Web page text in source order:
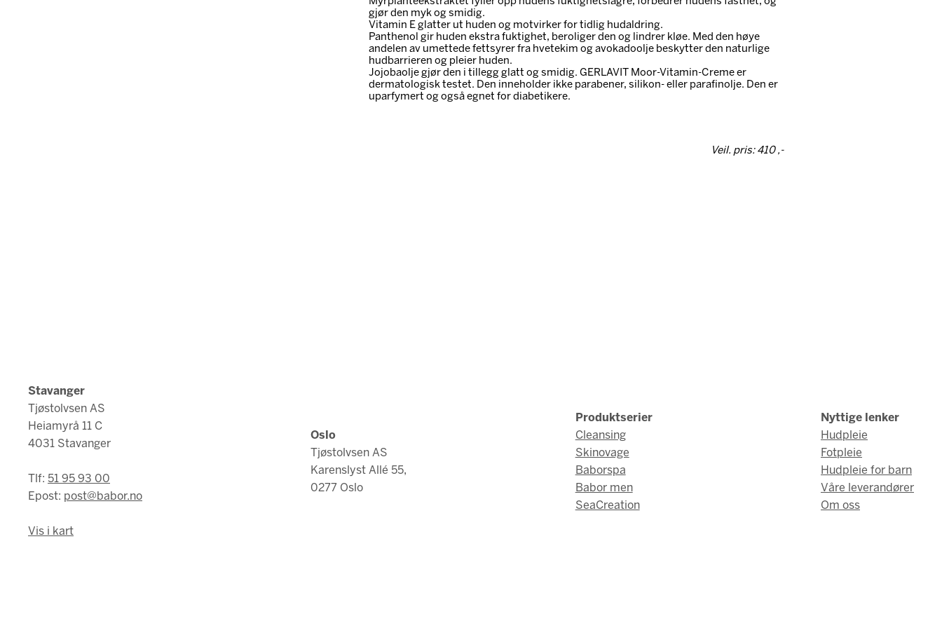
gjør den myk og smidig.
Vitamin E glatter ut huden og motvirker for tidlig hudaldring.
Panthenol gir huden ekstra fuktighet, beroliger den og lindrer kløe. Med den høye
andelen av umettede fettsyrer fra hvetekim og avokadoolje beskytter den naturlige
hudbarrieren og pleier huden.
Jojobaolje gjør den i tillegg glatt og smidig. GERLAVIT Moor-Vitamin-Creme er
dermatologisk testet. Den inneholder ikke parabener, silikon- eller parafinolje. Den er
uparfymert og også egnet for diabetikere.
Veil. pris: 410 ,-
Stavanger
Tjøstolvsen AS
Heiamyrå 11 C
4031 Stavanger
Tlf: 51 95 93 00
Epost: post@babor.no
Vis i kart
Oslo
Tjøstolvsen AS
Karenslyst Allé 55,
0277 Oslo
Produktserier
Cleansing
Skinovage
Baborspa
Babor men
SeaCreation
Nyttige lenker
Hudpleie
Fotpleie
Hudpleie for barn
Våre leverandører
Om oss